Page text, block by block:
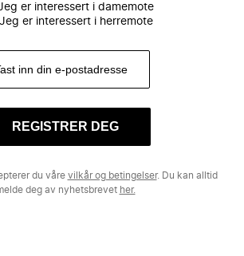
er interessert i damemote
Jeg er interessert i herremote
REGISTRER DEG
du våre vilkår og betingelser. Du kan alltid
deg av nyhetsbrevet her.